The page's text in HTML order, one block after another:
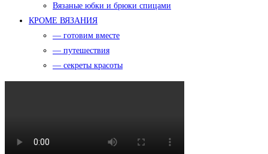
Вязаные юбки и брюки спицами
КРОМЕ ВЯЗАНИЯ
— готовим вместе
— путешествия
— секреты красоты